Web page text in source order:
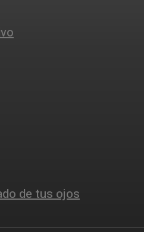
de tus ojos